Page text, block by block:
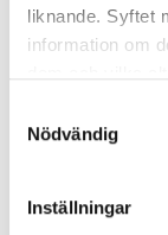
liknande. Syftet
information om
vi behandlar
Nödvändig
Inställningar
Hjärtproblem
Internmedicin
Nadja Öström